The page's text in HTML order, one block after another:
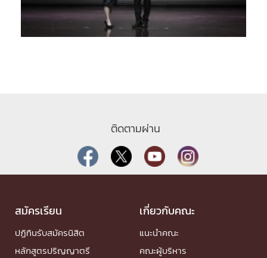
ติดตามผ่าน
สมัครเรียน
ปฏิทินรับสมัครนิสิต
หลักสูตรปริญญาตรี
เกี่ยวกับคณะ
แนะนำคณะ
คณะผู้บริหาร